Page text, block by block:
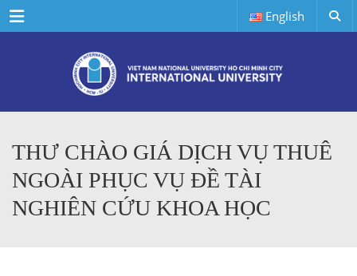
Menu English
THƯ CHÀO GIÁ DỊCH VỤ THUÊ
NGOÀI PHỤC VỤ ĐỀ TÀI
NGHIÊN CỨU KHOA HỌC